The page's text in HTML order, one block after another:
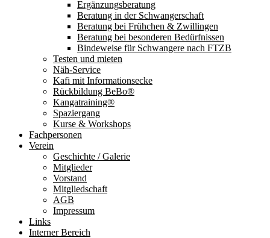
Ergänzungsberatung
Beratung in der Schwangerschaft
Beratung bei Frühchen & Zwillingen
Beratung bei besonderen Bedürfnissen
Bindeweise für Schwangere nach FTZB
Testen und mieten
Näh-Service
Kafi mit Informationsecke
Rückbildung BeBo®
Kangatraining®
Spaziergang
Kurse & Workshops
Fachpersonen
Verein
Geschichte / Galerie
Mitglieder
Vorstand
Mitgliedschaft
AGB
Impressum
Links
Interner Bereich